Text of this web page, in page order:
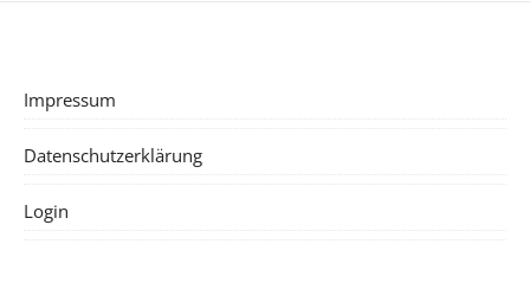
Impressum
Datenschutzerklärung
Login